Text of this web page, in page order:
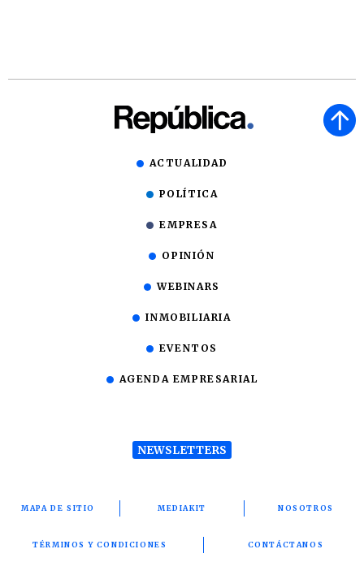
ACTUALIDAD
POLÍTICA
EMPRESA
OPINIÓN
WEBINARS
INMOBILIARIA
EVENTOS
AGENDA EMPRESARIAL
NEWSLETTERS
MAPA DE SITIO MEDIAKIT NOSOTROS
TÉRMINOS Y CONDICIONES CONTÁCTANOS